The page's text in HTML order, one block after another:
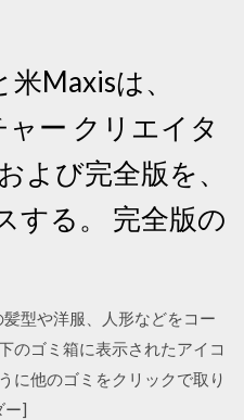
Maxisは、
ャー クリエイタ
よび完全版を、
する。 完全版の
型や洋服、人形などをコー
のゴミ箱に表示されたアイコ
に他のゴミをクリックで取り
ー]